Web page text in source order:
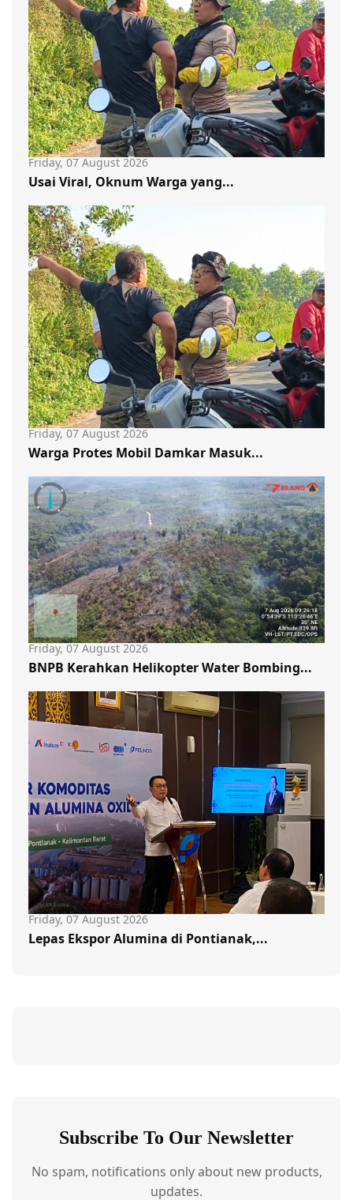
Friday, 07 August 2026
Usai Viral, Oknum Warga yang...
Friday, 07 August 2026
Warga Protes Mobil Damkar Masuk...
Friday, 07 August 2026
BNPB Kerahkan Helikopter Water Bombing...
Friday, 07 August 2026
Lepas Ekspor Alumina di Pontianak,...
Subscribe To Our Newsletter
No spam, notifications only about new products,
updates.